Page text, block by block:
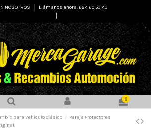
NOSOTROS
Llámanos ahora: 624 60 53 43
0
para Vehículo Clásico
Pareja Protectores